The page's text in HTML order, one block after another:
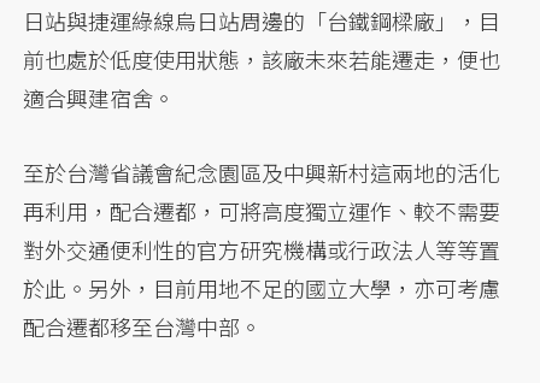
日站與捷運綠線烏日站周邊的「台鐵鋼樑廠」，目
前也處於低度使用狀態，該廠未來若能遷走，便也
適合興建宿舍。
至於台灣省議會紀念園區及中興新村這兩地的活化
再利用，配合遷都，可將高度獨立運作、較不需要
對外交通便利性的官方研究機構或行政法人等等置
於此。另外，目前用地不足的國立大學，亦可考慮
配合遷都移至台灣中部。